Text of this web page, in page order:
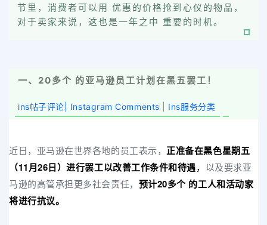
节里，消费者可以用 优惠的价格抢到心仪的物品，
对于卖家来说，这也是一年之中 重要的时机。
一、20多个 的亚马逊员工计划在黑五罢工！
ins帖子评论| Instagram Comments Ins服务分类
近日，亚马逊在世界各地的员工表示， 正准备在黑色星期五
（11月26日）进行罢工以改善工作条件和待遇， 以及要求亚
马逊的高管承担更多社会责任， 预计20多个 的工人和活动家
将进行抗议。